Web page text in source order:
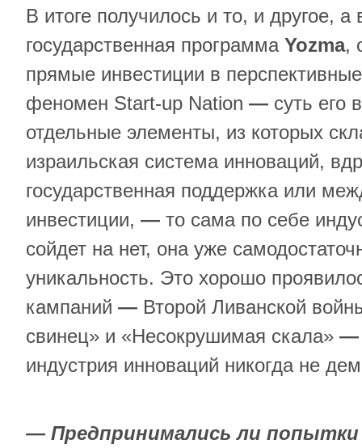
В итоге получилось и то, и другое, а
государственная программа Yozma,
прямые инвестиции в
феномен Start-up Nation — суть его
отдельные элементы, из которых
израильская система инноваций,
государственная поддержка или
инвестиции, — то сама по себе
сойдет на нет, она уже
уникальность. Это хорошо
кампаний — Второй Ливанской
свинец» и «Несокрушимая скала» —
индустрия инноваций никогда не
— Предпринимались ли попытки